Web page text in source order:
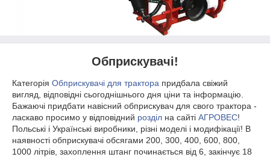
Обприскувачі!
Категорія Обприскувачі для трактора придбала свіжий
вигляд, відповідні сьогоднішнього дня ціни та інформацію.
Бажаючі придбати навісний обприскувач для свого трактора -
ласкаво просимо у відповідний розділ на сайті АГРОВЕС!
Польські і Українські виробники, різні моделі і модифікації! В
наявності обприскувачі обсягами 200, 300, 400, 600, 800,
1000 літрів, захоплення штанг починається від 6, закінчує 18